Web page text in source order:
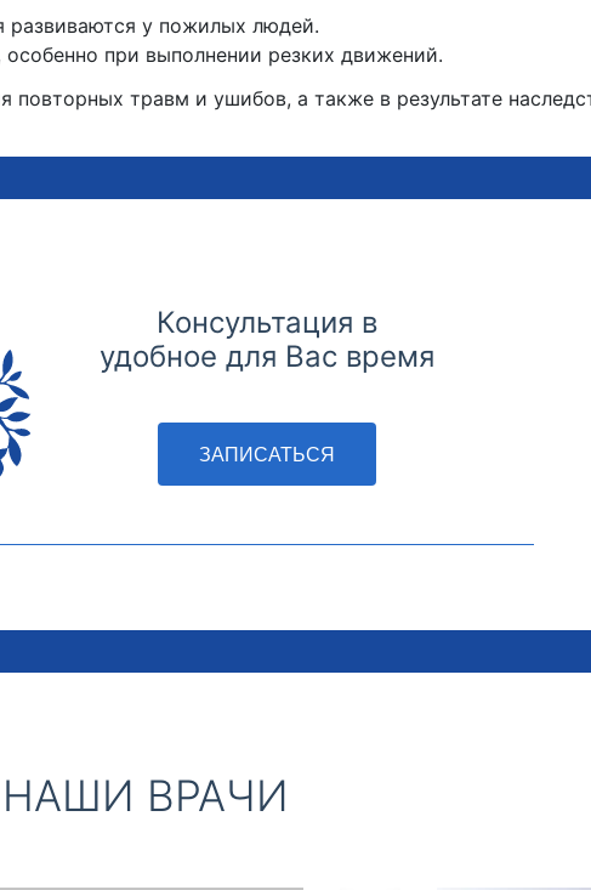
развиваются у пожилых людей.
при выполнении резких движений.
травм и ушибов, а также в результате
Консультация в
удобное для Вас время
ЗАПИСАТЬСЯ
НАШИ ВРАЧИ